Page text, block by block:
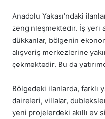
Anadolu Yakası’ndaki
zenginleşmektedir. İş yeri
dükkanlar, bölgenin
alışveriş merkezlerine
çekmektedir. Bu da
Bölgedeki ilanlarda, farklı
daireleri, villalar,
yeni projelerdeki akıllı ev